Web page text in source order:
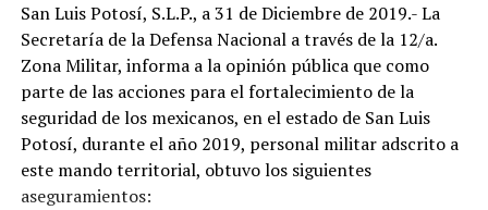
San Luis Potosí, S.L.P., a 31 de Diciembre de 2019.- La
Secretaría de la Defensa Nacional a través de la 12/a.
Zona Militar, informa a la opinión pública que como
parte de las acciones para el fortalecimiento de la
seguridad de los mexicanos, en el estado de San Luis
Potosí, durante el año 2019, personal militar adscrito a
este mando territorial, obtuvo los siguientes
aseguramientos: